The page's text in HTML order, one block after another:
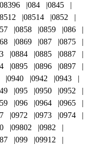
08396 084
0845
08514
0852
0858 0859
086
0869 087
0875
0884 0885
0887
0895 0896
0897
0940 0942
0943
095 0950
0952
096 0964
0965
0972 0973
0974
09802
0982
099
09912